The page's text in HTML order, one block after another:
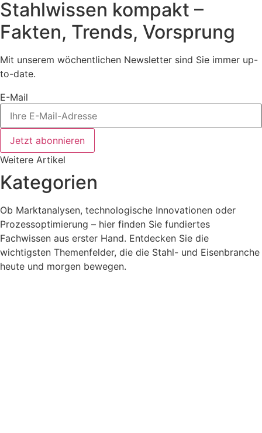
Stahlwissen kompakt –
Fakten, Trends, Vorsprung
Mit unserem wöchentlichen Newsletter sind Sie immer up-
to-date.
E-Mail
Jetzt abonnieren
Weitere Artikel
Kategorien
Ob Marktanalysen, technologische Innovationen oder
Prozessoptimierung – hier finden Sie fundiertes
Fachwissen aus erster Hand. Entdecken Sie die
wichtigsten Themenfelder, die die Stahl- und Eisenbranche
heute und morgen bewegen.